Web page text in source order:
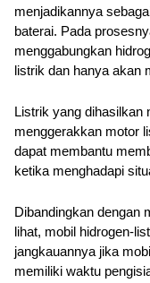
menjadikannya
baterai. Pada
menggabungkan
listrik dan hanya akan
Listrik yang dihasilkan
menggerakkan motor
dapat membantu
ketika menghadapi
Dibandingkan dengan
lihat, mobil hidrogen-
jangkauannya jika
memiliki waktu